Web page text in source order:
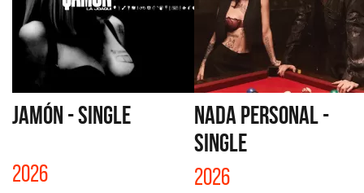
JAMÓN - SINGLE
2026
NADA PERSONAL -
SINGLE
2026